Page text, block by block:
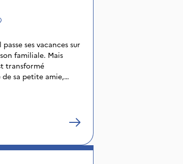
ses vacances sur
familiale. Mais
transformé
sa petite amie,
et les longs ongles
la timidité du jeune
l’objet de tous les